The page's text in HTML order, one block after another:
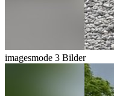
imagesmode 3 Bilder